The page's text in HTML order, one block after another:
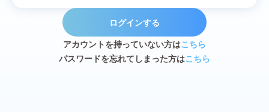
ログインする
アカウントを持っていない方はこちら
パスワードを忘れてしまった方はこちら